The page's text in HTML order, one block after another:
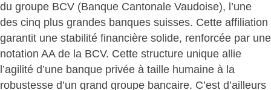
du groupe BCV (Banque Cantonale Vaudoise), l’une
des cinq plus grandes banques suisses. Cette affiliation
garantit une stabilité financière solide, renforcée par une
notation AA de la BCV. Cette structure unique allie
l’agilité d’une banque privée à taille humaine à la
robustesse d’un grand groupe bancaire. C’est d’ailleurs